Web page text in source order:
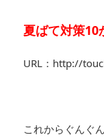
夏ばて対策10
URL：http://
これからぐんぐ